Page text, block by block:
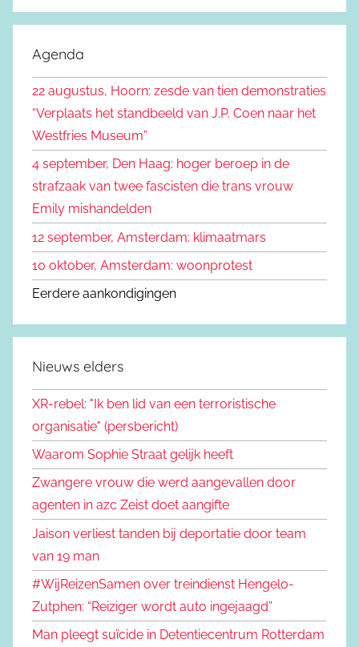
e
e
n
r
:
o
e
n
Agenda
22 augustus, Hoorn: zesde van tien demonstraties
“Verplaats het standbeeld van J.P. Coen naar het
Westfries Museum”
4 september, Den Haag: hoger beroep in de
strafzaak van twee fascisten die trans vrouw
Emily mishandelden
12 september, Amsterdam: klimaatmars
10 oktober, Amsterdam: woonprotest
Eerdere aankondigingen
Nieuws elders
XR-rebel: "Ik ben lid van een terroristische
organisatie" (persbericht)
Waarom Sophie Straat gelijk heeft
Zwangere vrouw die werd aangevallen door
agenten in azc Zeist doet aangifte
Jaison verliest tanden bij deportatie door team
van 19 man
#WijReizenSamen over treindienst Hengelo-
Zutphen: “Reiziger wordt auto ingejaagd”
Man pleegt suïcide in Detentiecentrum Rotterdam